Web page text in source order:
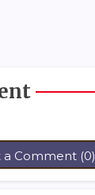
a Comment (0)